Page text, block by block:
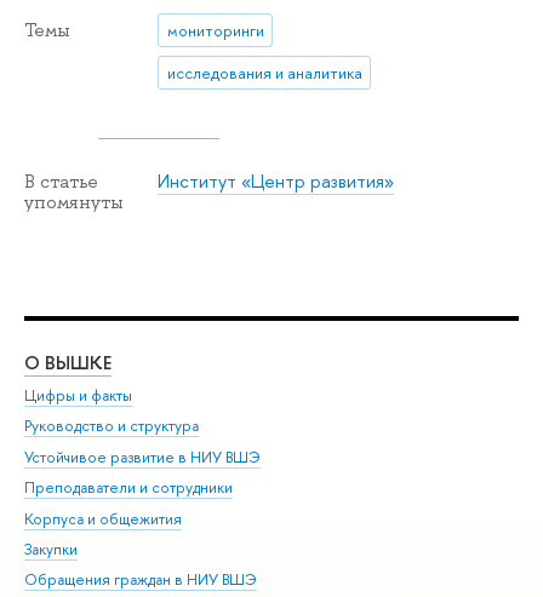
Темы
мониторинги
исследования и аналитика
В статье
упомянуты
Институт «Центр развития»
О ВЫШКЕ
Цифры и факты
Руководство и структура
Устойчивое развитие в НИУ ВШЭ
Преподаватели и сотрудники
Корпуса и общежития
Закупки
Обращения граждан в НИУ ВШЭ